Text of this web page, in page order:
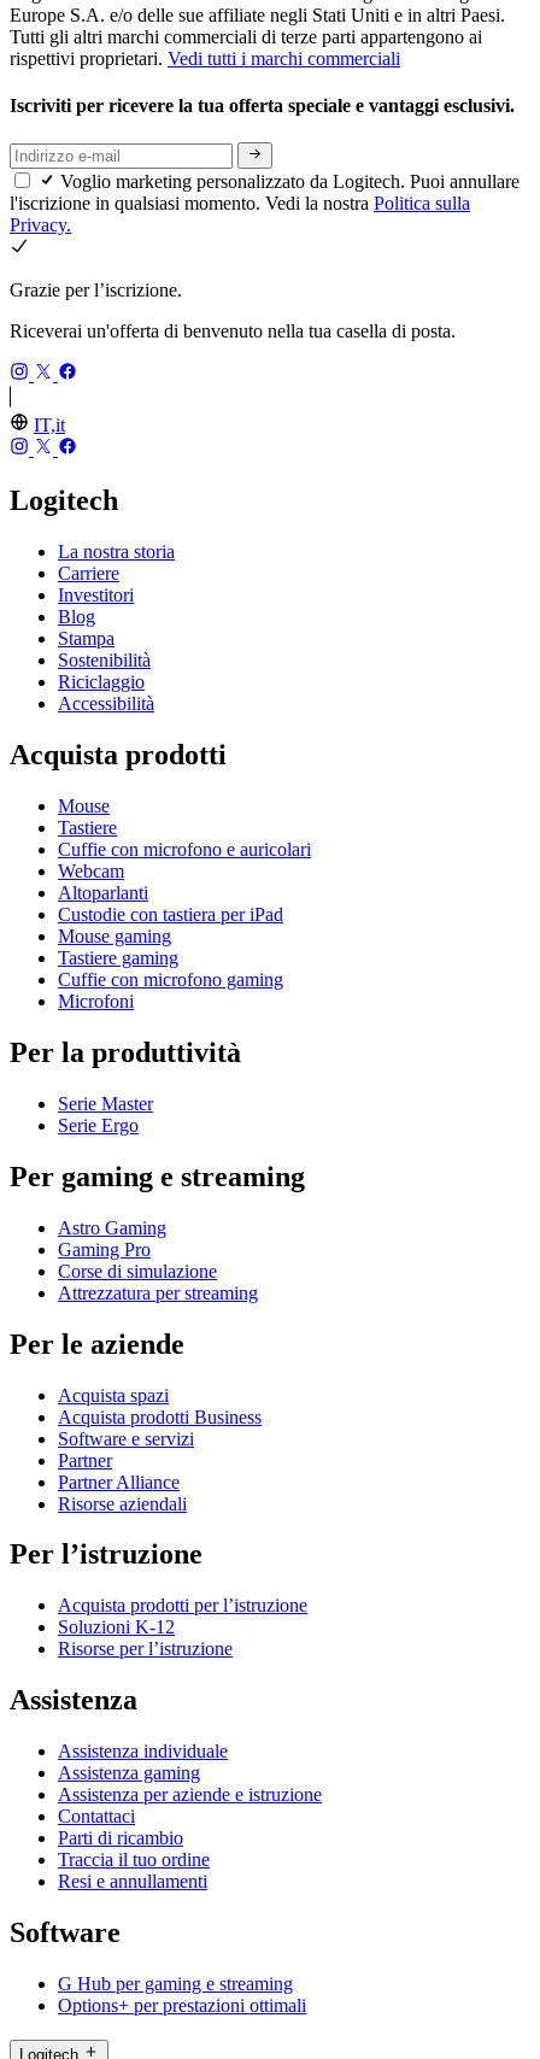
Europe S.A. e/o delle sue affiliate negli Stati Uniti e in altri Paesi.
Tutti gli altri marchi commerciali di terze parti appartengono ai
rispettivi proprietari. Vedi tutti i marchi commerciali
Iscriviti per ricevere la tua offerta speciale e vantaggi esclusivi.
Voglio marketing personalizzato da Logitech. Puoi annullare
l'iscrizione in qualsiasi momento. Vedi la nostra Politica sulla
Privacy.
Grazie per l’iscrizione.
Riceverai un'offerta di benvenuto nella tua casella di posta.
IT,it
Logitech
La nostra storia
Carriere
Investitori
Blog
Stampa
Sostenibilità
Riciclaggio
Accessibilità
Acquista prodotti
Mouse
Tastiere
Cuffie con microfono e auricolari
Webcam
Altoparlanti
Custodie con tastiera per iPad
Mouse gaming
Tastiere gaming
Cuffie con microfono gaming
Microfoni
Per la produttività
Serie Master
Serie Ergo
Per gaming e streaming
Astro Gaming
Gaming Pro
Corse di simulazione
Attrezzatura per streaming
Per le aziende
Acquista spazi
Acquista prodotti Business
Software e servizi
Partner
Partner Alliance
Risorse aziendali
Per l’istruzione
Acquista prodotti per l’istruzione
Soluzioni K-12
Risorse per l’istruzione
Assistenza
Assistenza individuale
Assistenza gaming
Assistenza per aziende e istruzione
Contattaci
Parti di ricambio
Traccia il tuo ordine
Resi e annullamenti
Software
G Hub per gaming e streaming
Options+ per prestazioni ottimali
Logitech